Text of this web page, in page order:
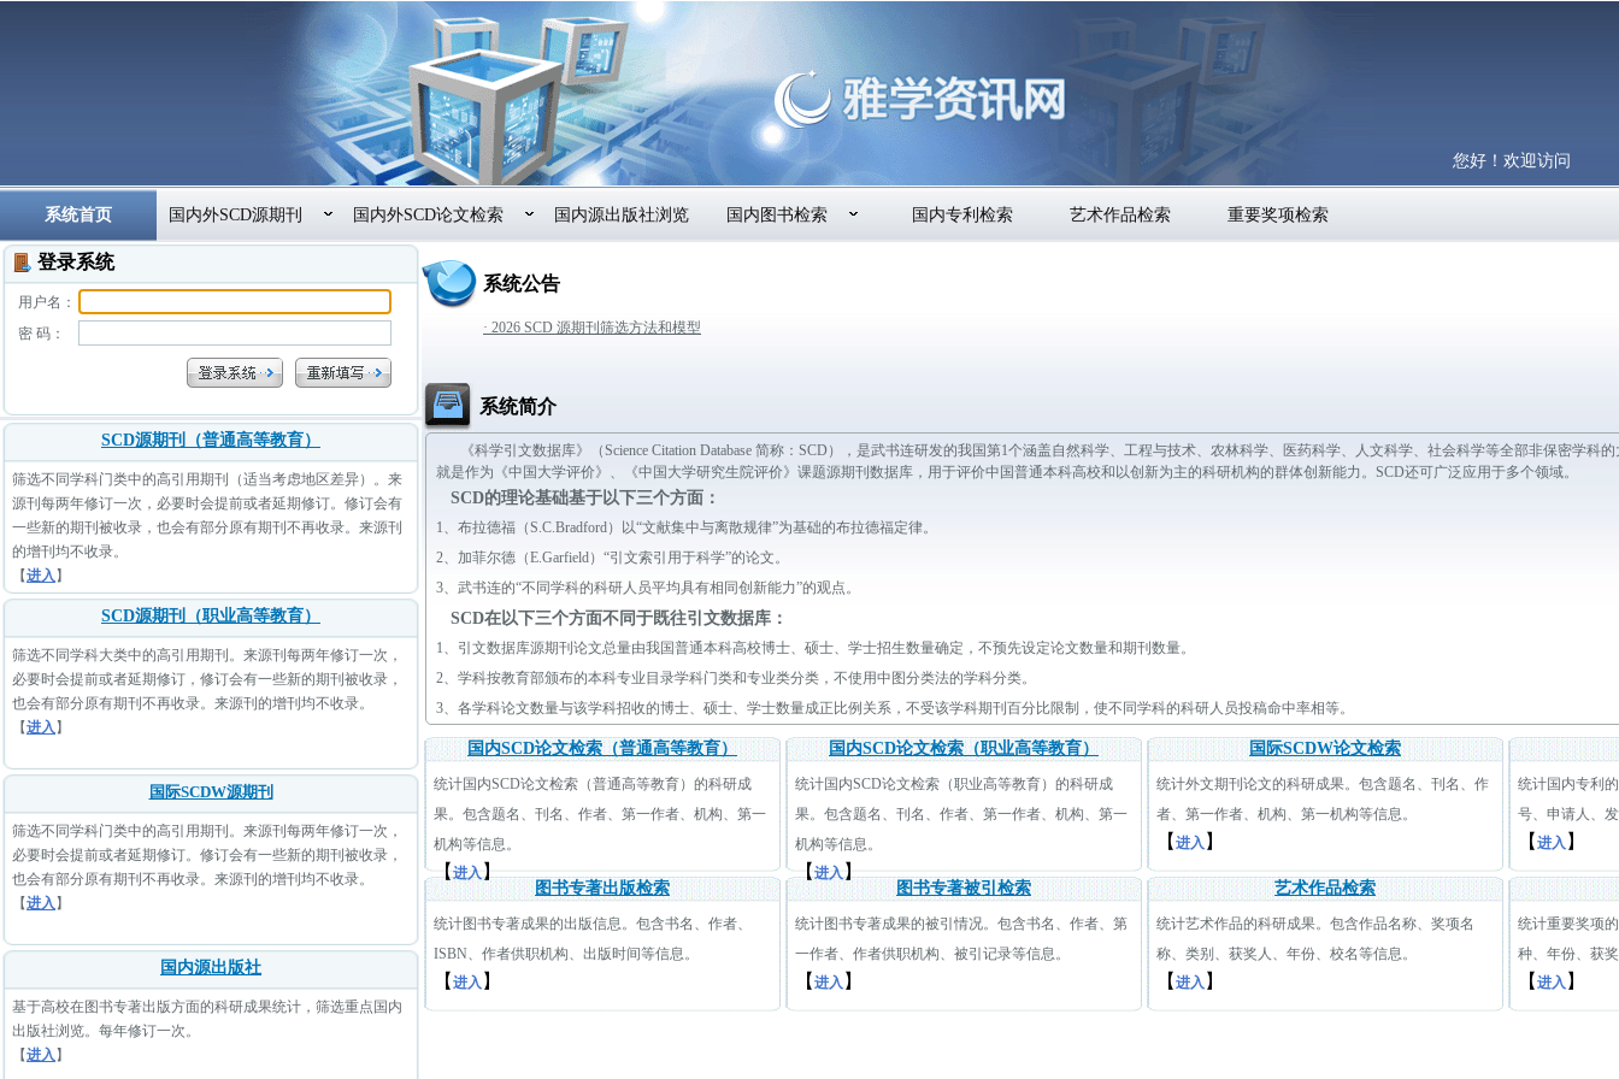
您好！欢迎访问
系统首页 国内外SCD源期刊 国内外SCD论文检索 国内源出版社浏览 国内图书检索 国内专利检索 艺术作品检索 重要奖项检索
登录系统
用户名：
密 码：
SCD源期刊（普通高等教育）
筛选不同学科门类中的高引用期刊（适当考虑地区差异）。来
源刊每两年修订一次，必要时会提前或者延期修订。修订会有
一些新的期刊被收录，也会有部分原有期刊不再收录。来源刊
的增刊均不收录。
【进入 】
SCD源期刊（职业高等教育）
筛选不同学科大类中的高引用期刊。来源刊每两年修订一次，
必要时会提前或者延期修订，修订会有一些新的期刊被收录，
也会有部分原有期刊不再收录。来源刊的增刊均不收录。
【进入 】
国际SCDW源期刊
筛选不同学科门类中的高引用期刊。来源刊每两年修订一次，
必要时会提前或者延期修订。修订会有一些新的期刊被收录，
也会有部分原有期刊不再收录。来源刊的增刊均不收录。
【进入 】
国内源出版社
基于高校在图书专著出版方面的科研成果统计，筛选重点国内
出版社浏览。每年修订一次。
【进入 】
系统公告
· 2026 SCD 源期刊筛选方法和模型
系统简介
《科学引文数据库》（Science Citation Database 简称：SCD），是武书连研发的我国第1个涵盖自然科学、工程与技术、农林科学、医药科学、人文科学、社会科学等全部非保密学科
就是作为《中国大学评价》、《中国大学研究生院评价》课题源期刊数据库，用于评价中国普通本科高校和以创新为主的科研机构的群体创新能力。SCD还可广泛应用于多个领域。
SCD的理论基础基于以下三个方面：
1、 布拉德福（S.C.Bradford）以“文献集中与离散规律”为基础的布拉德福定律。
2、 加菲尔德（E.Garfield）“引文索引用于科学”的论文。
3、 武书连的“不同学科的科研人员平均具有相同创新能力”的观点。
SCD在以下三个方面不同于既往引文数据库：
1、 引文数据库源期刊论文总量由我国普通本科高校博士、硕士、学士招生数量确定，不预先设定论文数量和期刊数量。
2、 学科按教育部颁布的本科专业目录学科门类和专业类分类，不使用中图分类法的学科分类。
3、 各学科论文数量与该学科招收的博士、硕士、学士数量成正比例关系，不受该学科期刊百分比限制，使不同学科的科研人员投稿命中率相等。
国内SCD论文检索（普通高等教育）
统计国内SCD论文检索（普通高等教育）的科研成
果。包含题名、刊名、作者、第一作者、机构、第一
机构等信息。
【进入】
国内SCD论文检索（职业高等教育）
统计国内SCD论文检索（职业高等教育）的科研成
果。包含题名、刊名、作者、第一作者、机构、第一
机构等信息。
【进入】
国际SCDW论文检索
统计外文期刊论文的科研成果。包含题名、刊名、作
者、第一作者、机构、第一机构等信息。
【 进入 】
统计国内专利
号、申请人、
【 进入 】
图书专著出版检索
统计图书专著成果的出版信息。包含书名、作者、
ISBN、作者供职机构、出版时间等信息。
【 进入 】
图书专著被引检索
统计图书专著成果的被引情况。包含书名、作者、第
一作者、作者供职机构、被引记录等信息。
【 进入 】
艺术作品检索
统计艺术作品的科研成果。包含作品名称、奖项名
称、类别、获奖人、年份、校名等信息。
【 进入 】
统计重要奖项
种、年份、获
【 进入 】